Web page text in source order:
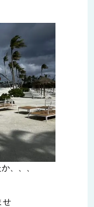
、、、
せ